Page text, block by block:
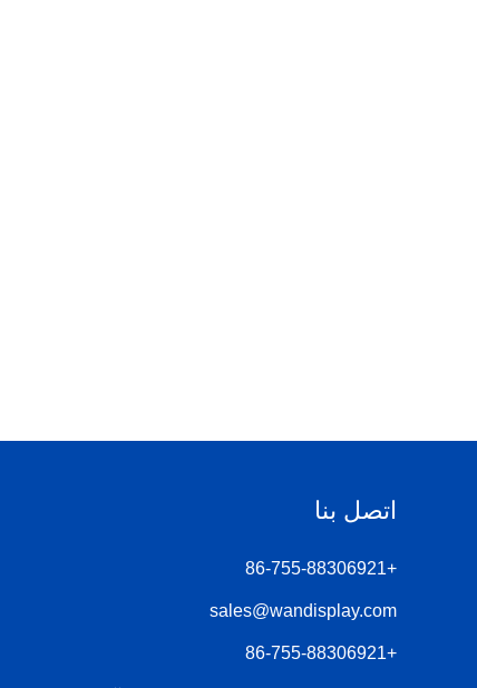
اتصل بنا
+86-755-88306921
sales@wandisplay.com
+86-755-88306921